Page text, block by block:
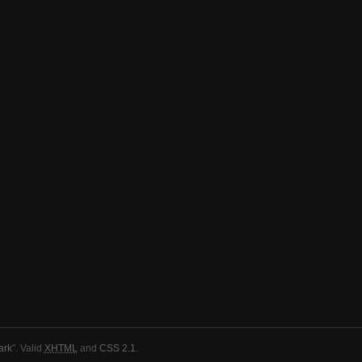
". Valid XHTML and CSS 2.1.